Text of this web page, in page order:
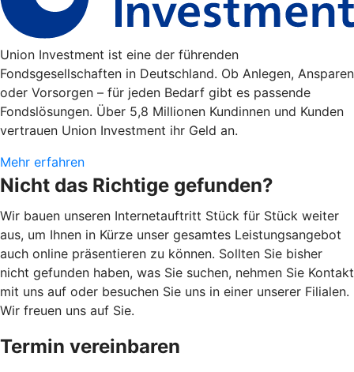
Union Investment ist eine der führenden
Fondsgesellschaften in Deutschland. Ob Anlegen, Ansparen
oder Vorsorgen – für jeden Bedarf gibt es passende
Fondslösungen. Über 5,8 Millionen Kundinnen und Kunden
vertrauen Union Investment ihr Geld an.
Mehr erfahren
Nicht das Richtige gefunden?
Wir bauen unseren Internetauftritt Stück für Stück weiter
aus, um Ihnen in Kürze unser gesamtes Leistungsangebot
auch online präsentieren zu können. Sollten Sie bisher
nicht gefunden haben, was Sie suchen, nehmen Sie Kontakt
mit uns auf oder besuchen Sie uns in einer unserer Filialen.
Wir freuen uns auf Sie.
Termin vereinbaren